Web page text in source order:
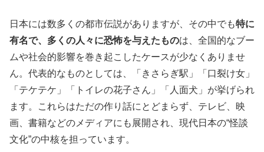
日本には数多くの都市伝説がありますが、その中でも特に
有名で、多くの人々に恐怖を与えたものは、全国的なブー
ムや社会的影響を巻き起こしたケースが少なくありませ
ん。代表的なものとしては、「きさらぎ駅」「口裂け女」
「テケテケ」「トイレの花子さん」「人面犬」が挙げられ
ます。これらはただの作り話にとどまらず、テレビ、映
画、書籍などのメディアにも展開され、現代日本の“怪談
文化”の中核を担っています。